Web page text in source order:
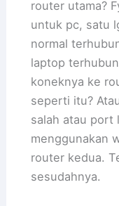
router utama?
untuk pc, satu
normal
laptop
koneknya ke
seperti itu?
salah atau port
menggunakan
router kedua.
sesudahnya.